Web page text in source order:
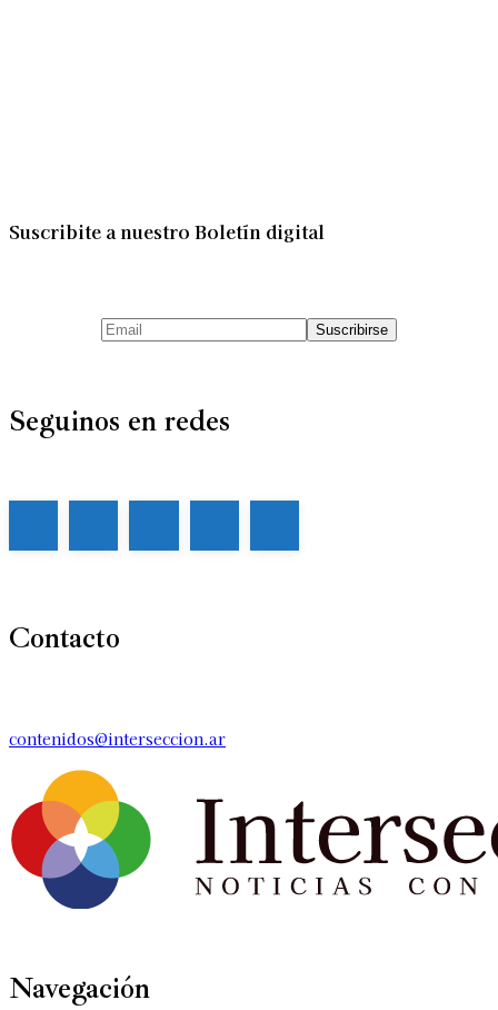
Suscribite a nuestro Boletín digital
Seguinos en redes
Contacto
contenidos@interseccion.ar
Navegación